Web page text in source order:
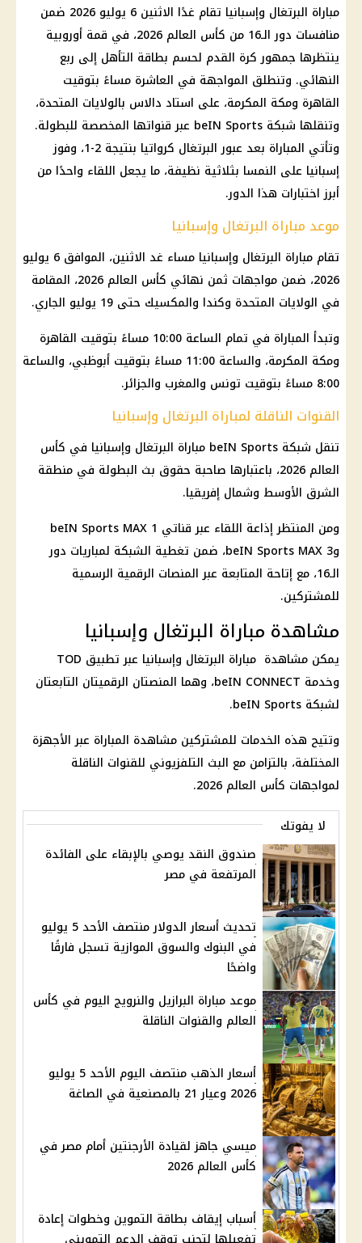
مباراة البرتغال وإسبانيا تقام غدًا الاثنين 6 يوليو 2026 ضمن
منافسات دور الـ16 من
كأس العالم 2026
، في قمة أوروبية
ينتظرها جمهور كرة القدم لحسم بطاقة التأهل إلى ربع
النهائي. وتنطلق المواجهة في العاشرة مساءً بتوقيت
القاهرة ومكة المكرمة، على استاد دالاس بالولايات المتحدة،
وتنقلها شبكة beIN Sports عبر قنواتها المخصصة للبطولة.
وتأتي المباراة بعد عبور البرتغال كرواتيا بنتيجة 2-1، وفوز
إسبانيا على النمسا بثلاثية نظيفة، ما يجعل اللقاء واحدًا من
أبرز اختبارات هذا الدور.
موعد مباراة البرتغال وإسبانيا
تقام مباراة البرتغال وإسبانيا مساء غد الاثنين، الموافق 6 يوليو
2026، ضمن مواجهات
ثمن نهائي كأس العالم
2026، المقامة
في الولايات المتحدة وكندا والمكسيك حتى 19 يوليو الجاري.
وتبدأ المباراة في تمام الساعة 10:00 مساءً بتوقيت القاهرة
ومكة المكرمة، والساعة 11:00 مساءً بتوقيت أبوظبي، والساعة
8:00 مساءً بتوقيت تونس والمغرب والجزائر.
القنوات الناقلة لمباراة البرتغال وإسبانيا
تنقل شبكة beIN Sports مباراة البرتغال وإسبانيا في
كأس
العالم 2026
، باعتبارها صاحبة حقوق بث البطولة في منطقة
الشرق الأوسط وشمال إفريقيا.
ومن المنتظر إذاعة اللقاء عبر قناتي beIN Sports MAX 1
وbeIN Sports MAX 3، ضمن تغطية الشبكة لمباريات دور
الـ16، مع إتاحة المتابعة عبر المنصات الرقمية الرسمية
للمشتركين.
مشاهدة مباراة البرتغال وإسبانيا
يمكن مشاهدة مباراة البرتغال وإسبانيا عبر تطبيق TOD
وخدمة beIN CONNECT، وهما المنصتان الرقميتان التابعتان
لشبكة beIN Sports.
وتتيح هذه الخدمات للمشتركين مشاهدة المباراة عبر الأجهزة
المختلفة، بالتزامن مع البث التلفزيوني للقنوات الناقلة
لمواجهات كأس العالم 2026
.
لا يفوتك
صندوق النقد يوصي بالإبقاء على الفائدة
المرتفعة في مصر
تحديث أسعار الدولار منتصف الأحد 5 يوليو
في البنوك والسوق الموازية تسجل فارقًا
واضحًا
موعد مباراة البرازيل والنرويج اليوم في كأس
العالم والقنوات الناقلة
أسعار الذهب منتصف اليوم الأحد 5 يوليو
2026 وعيار 21 بالمصنعية في الصاغة
ميسي جاهز لقيادة الأرجنتين أمام مصر في
كأس العالم 2026
أسباب إيقاف بطاقة التموين وخطوات إعادة